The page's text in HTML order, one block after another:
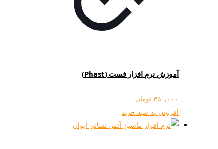
آموزش نرم افزار فست (Phast)
۳۵۰,۰۰۰ تومان
افزودن به سبد خرید